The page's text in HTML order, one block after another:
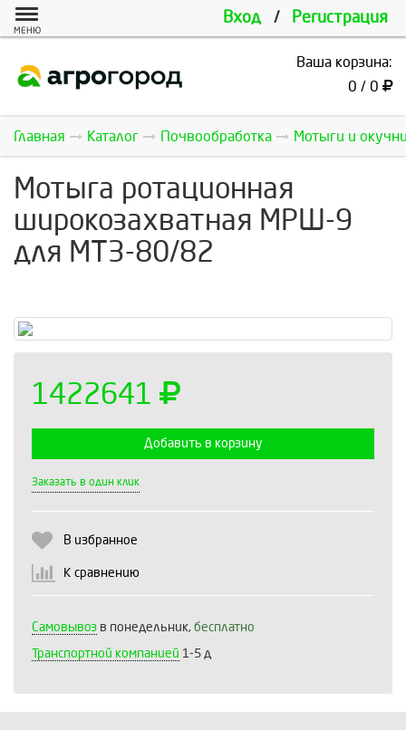
Вход / Регистрация
МЕНЮ
Ваша корзина:
0 / 0
Главная Каталог Почвообработка Мотыги и
Мотыга ротационная
широкозахватная МРШ-9
для МТЗ-80/82
1422641
Добавить в корзину
Заказать в один клик
В избранное
К сравнению
Самовывоз в понедельник, бесплатно
Транспортной компанией 1-5 д